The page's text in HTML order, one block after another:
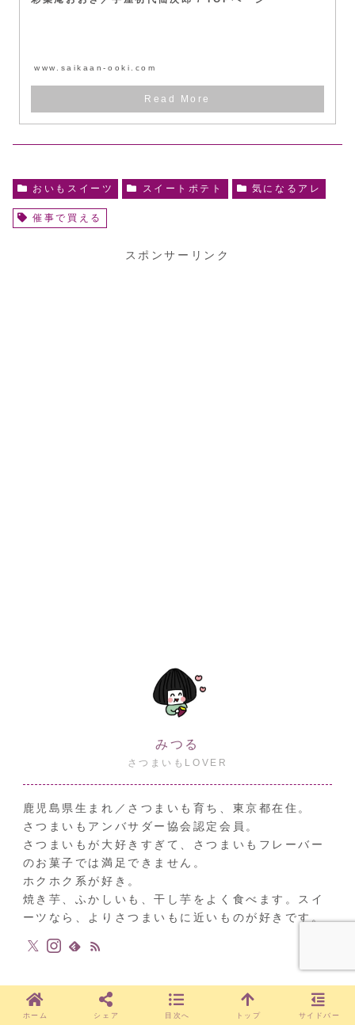
www.saikaan-ooki.com
おいもスイーツ スイートポテト 気になるアレ
催事で買える
スポンサーリンク
みつる
さつまいもLOVER
鹿児島県生まれ／さつまいも育ち、東京都在住。
さつまいもアンバサダー協会認定会員。
さつまいもが大好きすぎて、さつまいもフレーバー
のお菓子では満足できません。
ホクホク系が好き。
焼き芋、ふかしいも、干し芋をよく食べます。スイ
ーツなら、よりさつまいもに近いものが好きです。
ホーム シェア 目次へ トップ サイドバー